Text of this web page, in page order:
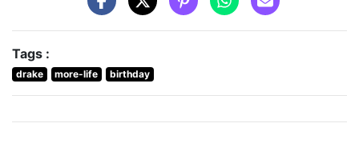
Tags :
drake more-life birthday